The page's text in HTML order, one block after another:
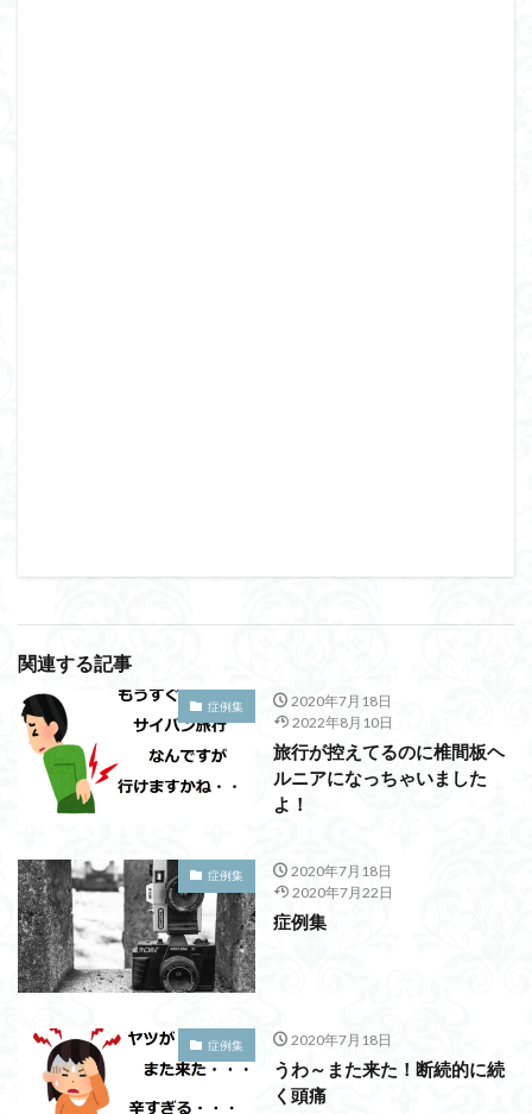
関連する記事
症例集
2020年7月18日
2022年8月10日
旅行が控えてるのに椎間板ヘ
ルニアになっちゃいました
よ！
症例集
2020年7月18日
2020年7月22日
症例集
症例集 2020年7月18日
うわ～また来た！断続的に続
く頭痛